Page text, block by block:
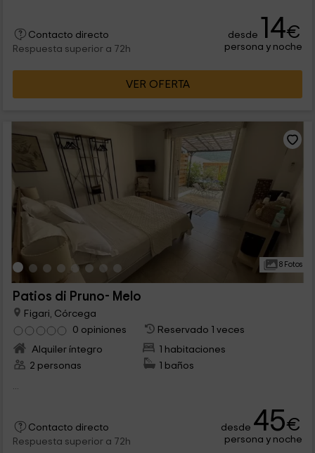
Contacto directo
Respuesta superior a 72h
desde 14€
persona y noche
VER OFERTA
8 Fotos
Patios di Pruno- Melo
Figari, Córcega
0 opiniones
Reservado 1 veces
Alquiler íntegro
1 habitaciones
2 personas
1 baños
...
Contacto directo
Respuesta superior a 72h
desde 45€
persona y noche